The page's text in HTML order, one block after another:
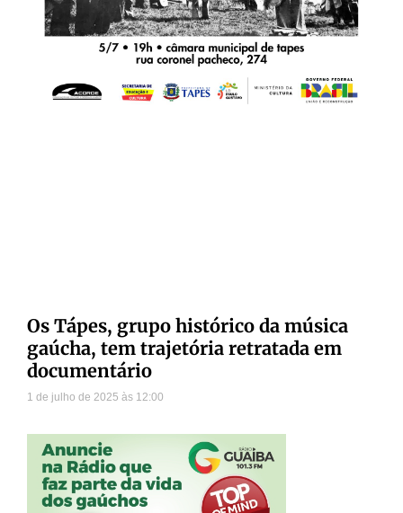
Os Tápes, grupo histórico da música
gaúcha, tem trajetória retratada em
documentário
1 de julho de 2025 12:00